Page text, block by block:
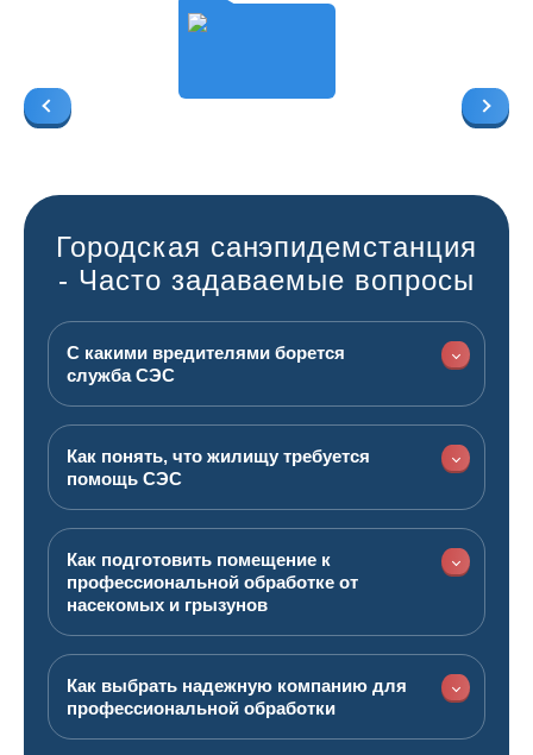
Городская санэпидемстанция
- Часто задаваемые вопросы
С какими вредителями борется
служба СЭС
Как понять, что жилищу требуется
помощь СЭС
Как подготовить помещение к
профессиональной обработке от
насекомых и грызунов
Как выбрать надежную компанию для
профессиональной обработки